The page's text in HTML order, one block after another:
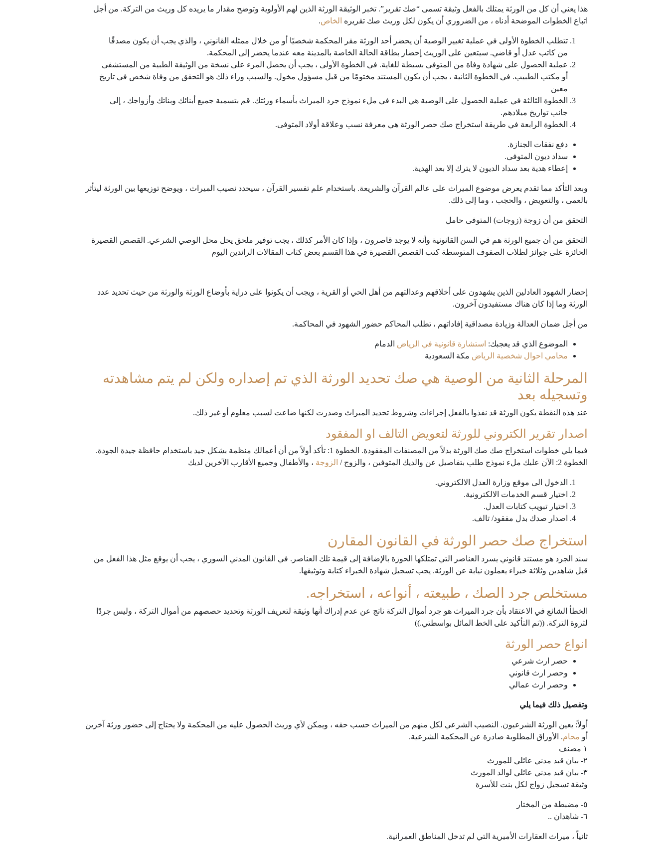
هذا يعني أن كل من الورثة يمتلك بالفعل وثيقة تسمى “صك تقرير”. تخبر الوثيقة الورثة الذين لهم الأولوية وتوضح مقدار ما يريده كل وريث من التركة. من أجل
اتباع الخطوات الموضحة أدناه ، من الضروري أن يكون لكل وريث صك تقريره الخاص.
تتطلب الخطوة الأولى في عملية تغيير الوصية أن يحضر أحد الورثة مقر المحكمة شخصيًا أو من خلال ممثله القانوني ، والذي يجب أن يكون مصدقًا
من كاتب عدل أو قاضي. سيتعين على الوريث إحضار بطاقة الحالة الخاصة بالمدينة معه عندما يحضر إلى المحكمة.
عملية الحصول على شهادة وفاة من المتوفى بسيطة للغاية. في الخطوة الأولى ، يجب أن يحصل المرء على نسخة من الوثيقة الطبية من المستشفى
أو مكتب الطبيب. في الخطوة الثانية ، يجب أن يكون المستند مختومًا من قبل مسؤول مخول. والسبب وراء ذلك هو التحقق من وفاة شخص في تاريخ
معين
الخطوة الثالثة في عملية الحصول على الوصية هي البدء في ملء نموذج جرد الميراث بأسماء ورثتك. قم بتسمية جميع أبنائك وبناتك وأزواجك ، إلى
جانب تواريخ ميلادهم.
الخطوة الرابعة في طريقة استخراج صك حصر الورثة هي معرفة نسب وعلاقة أولاد المتوفى.
دفع نفقات الجنازة.
سداد ديون المتوفى.
إعطاء هدية بعد سداد الديون لا يترك إلا بعد الهدية.
وبعد التأكد مما تقدم يعرض موضوع الميراث على عالم القرآن والشريعة. باستخدام علم تفسير القرآن ، سيحدد نصيب الميراث ، ويوضح توزيعها بين الورثة ليتأثر
بالعمى ، والتعويض ، والحجب ، وما إلى ذلك.
التحقق من أن زوجة (زوجات) المتوفى حامل
التحقق من أن جميع الورثة هم في السن القانونية وأنه لا يوجد قاصرون ، وإذا كان الأمر كذلك ، يجب توفير ملحق يحل محل الوصي الشرعي. القصص القصيرة
الحائزة على جوائز لطلاب الصفوف المتوسطة كتب القصص القصيرة في هذا القسم بعض كتاب المقالات الرائدين اليوم
إحضار الشهود العادلين الذين يشهدون على أخلاقهم وعدالتهم من أهل الحي أو القرية ، ويجب أن يكونوا على دراية بأوضاع الورثة والورثة من حيث تحديد عدد
الورثة وما إذا كان هناك مستفيدون آخرون.
من أجل ضمان العدالة وزيادة مصداقية إفاداتهم ، تطلب المحاكم حضور الشهود في المحاكمة.
الموضوع الذي قد يعجبك: استشارة قانونية في الرياض الدمام
محامي احوال شخصية الرياض مكة السعودية
المرحلة الثانية من الوصية هي صك تحديد الورثة الذي تم إصداره ولكن لم يتم مشاهدته
وتسجيله بعد
عند هذه النقطة يكون الورثة قد نفذوا بالفعل إجراءات وشروط تحديد الميراث وصدرت لكنها ضاعت لسبب معلوم أو غير ذلك.
اصدار تقرير الكتروني للورثة لتعويض التالف او المفقود
فيما يلي خطوات استخراج صك صك الورثة بدلاً من المصنفات المفقودة. الخطوة 1: تأكد أولاً من أن أعمالك منظمة بشكل جيد باستخدام حافظة جيدة الجودة.
الخطوة 2: الآن عليك ملء نموذج طلب بتفاصيل عن والديك المتوفين ، والزوج /
الزوجة ، والأطفال وجميع الأقارب الآخرين لديك
الدخول الى موقع وزارة العدل الالكتروني.
اختيار قسم الخدمات الالكترونية.
اختيار تبويب كتابات العدل.
اصدار صدك بدل مفقود/ تالف.
استخراج صك حصر الورثة في القانون المقارن
سند الجرد هو مستند قانوني يسرد العناصر التي تمتلكها الحوزة بالإضافة إلى قيمة تلك العناصر. في القانون المدني السوري ، يجب أن يوقع مثل هذا الفعل من
قبل شاهدين وثلاثة خبراء يعملون نيابة عن الورثة. يجب تسجيل شهادة الخبراء كتابة وتوثيقها.
مستخلص جرد الصك ، طبيعته ، أنواعه ، استخراجه.
الخطأ الشائع في الاعتقاد بأن جرد الميراث هو جرد أموال التركة ناتج عن عدم إدراك أنها وثيقة لتعريف الورثة وتحديد حصصهم من أموال التركة ، وليس جردًا
لثروة التركة. ((تم التأكيد على الخط المائل بواسطتي.))
انواع حصر الورثة
حصر ارث شرعي
وحصر ارث قانوني
وحصر ارث عمالي
وتفصيل ذلك فيما يلي
أولاً: يعين الورثة الشرعيون. النصيب الشرعي لكل منهم من الميراث حسب حقه ، ويمكن لأي وريث الحصول عليه من المحكمة ولا يحتاج إلى حضور ورثة آخرين
أو محام. الأوراق المطلوبة صادرة عن المحكمة الشرعية.
١ مصنف
٢- بيان قيد مدني عائلي للمورث
٣- بيان قيد مدني عائلي لوالد المورث
وثيقة تسجيل زواج لكل بنت للأسرة
٥- مضبطة من المختار
٦- شاهدان ..
ثانياً ، ميراث العقارات الأميرية التي لم تدخل المناطق العمرانية.